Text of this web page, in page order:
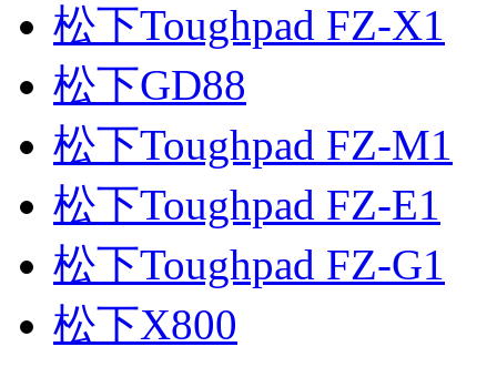
松下Toughpad FZ-X1
松下GD88
松下Toughpad FZ-M1
松下Toughpad FZ-E1
松下Toughpad FZ-G1
松下X800